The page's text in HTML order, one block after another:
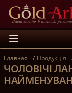
Главная Продукція
ЧОЛОВІЧІ